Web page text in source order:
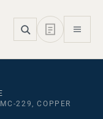
229, COPPER